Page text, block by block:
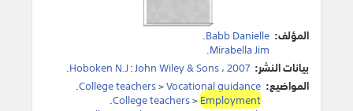
المؤلف: Babb Danielle
.
Mirabella Jim
.
بيانات النشر:
Hoboken N.J:John Wiley & Sons،2007
.
المواضيع:
College teachers>Vocational guidance
.
College teachers>Employment
.